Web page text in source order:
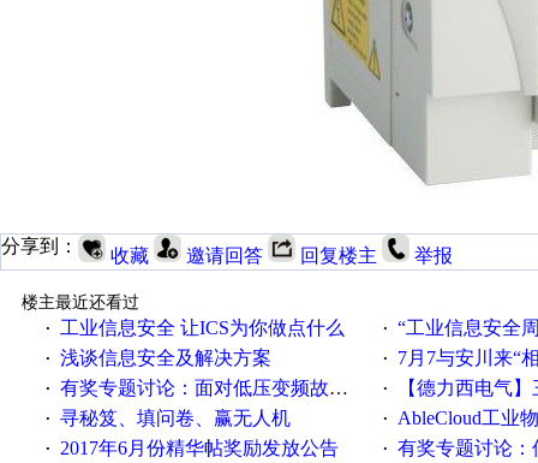
分享到： 收藏 邀请回答 回复楼主 举报
楼主最近还看过
·
工业信息安全 让ICS为你做点什么 · “工业信息安全周之我见”
· 浅谈信息安全及解决方案 · 7月7与安川来“
· 有奖专题讨论：面对低压变频故障，老手是这样解决的！ · 【德力西电气】三
· 寻秘笈、填问卷、赢无人机 · AbleCloud工业物联
· 2017年6月份精华帖奖励发放公告 · 有奖专题讨论：伺服选择